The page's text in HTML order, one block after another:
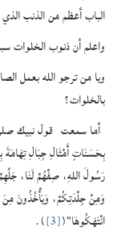
الباب أعظم من الذنب
واعلم أن ذنوب الخلوات
ويا من ترجو الله بعمل
بالخلوات؟
أما سمعت قول نبيك صلى
بِحَسَنَاتٍ أَمْثَالِ جِبَالِ تِهَامَةَ
رَسُولَ اللهِ، صِفْهُمْ لَنَا،
وَمِنْ جِلْدَتِكُمْ، وَيَأْخُذُونَ مِنَ
انْتَهَكُوهَا"([3]
).